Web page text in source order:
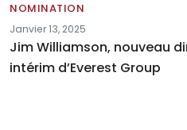
NOMINATION
Janvier 13, 2025
Jim Williamson, nouveau
intérim d’Everest Group